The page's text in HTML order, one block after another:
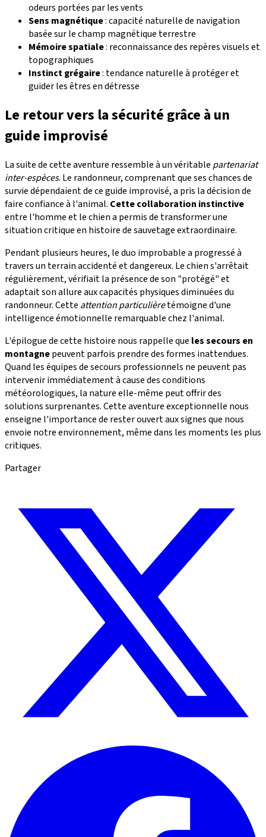
odeurs portées par les vents
Sens magnétique: capacité naturelle de navigation
basée sur le champ magnétique terrestre
Mémoire spatiale: reconnaissance des repères visuels et
topographiques
Instinct grégaire: tendance naturelle à protéger et
guider les êtres en détresse
Le retour vers la sécurité grâce à un
guide improvisé
La suite de cette aventure ressemble à un véritable partenariat
inter-espèces. Le randonneur, comprenant que ses chances de
survie dépendaient de ce guide improvisé, a pris la décision de
faire confiance à l'animal. Cette collaboration instinctive
entre l'homme et le chien a permis de transformer une
situation critique en histoire de sauvetage extraordinaire.
Pendant plusieurs heures, le duo improbable a progressé à
travers un terrain accidenté et dangereux. Le chien s'arrêtait
régulièrement, vérifiait la présence de son "protégé" et
adaptait son allure aux capacités physiques diminuées du
randonneur. Cette attention particulièretémoigne d'une
intelligence émotionnelle remarquable chez l'animal.
L'épilogue de cette histoire nous rappelle que les secours en
montagnepeuvent parfois prendre des formes inattendues.
Quand les équipes de secours professionnels ne peuvent pas
intervenir immédiatement à cause des conditions
météorologiques, la nature elle-même peut offrir des
solutions surprenantes. Cette aventure exceptionnelle nous
enseigne l'importance de rester ouvert aux signes que nous
envoie notre environnement, même dans les moments les plus
critiques.
Partager